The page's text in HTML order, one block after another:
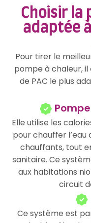
Choisir la
adaptée
Pour tirer le
pompe à chaleur,
de PAC le plus
Elle utilise les
pour chauffer
chauffants, tout
sanitaire. Ce
aux habitations
circuit
Ce système est